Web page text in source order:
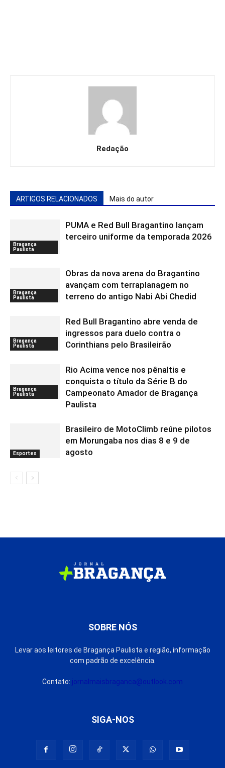
Redação
ARTIGOS RELACIONADOS Mais do autor
Bragança
Paulista
PUMA e Red Bull Bragantino lançam
terceiro uniforme da temporada 2026
Bragança
Paulista
Obras da nova arena do Bragantino
avançam com terraplanagem no
terreno do antigo Nabi Abi Chedid
Bragança
Paulista
Red Bull Bragantino abre venda de
ingressos para duelo contra o
Corinthians pelo Brasileirão
Bragança
Paulista
Rio Acima vence nos pênaltis e
conquista o título da Série B do
Campeonato Amador de Bragança
Paulista
Esportes
Brasileiro de MotoClimb reúne pilotos
em Morungaba nos dias 8 e 9 de
agosto
SOBRE NÓS
Levar aos leitores de Bragança Paulista e região, informação
com padrão de excelência.
Contato: jornalmaisbraganca@outlook.com
SIGA-NOS